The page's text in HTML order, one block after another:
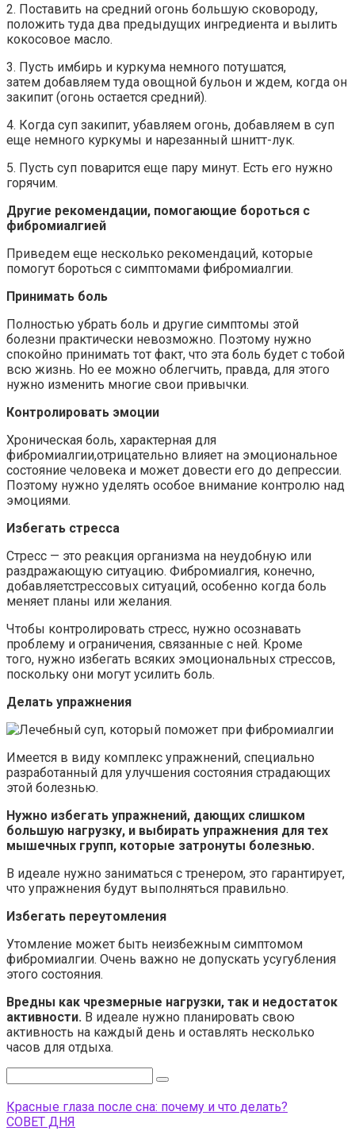
2. Поставить на средний огонь большую сковороду,
положить туда два предыдущих ингредиента и вылить
кокосовое масло.
3. Пусть имбирь и куркума немного потушатся,
затем добавляем туда овощной бульон и ждем, когда он
закипит (огонь остается средний).
4. Когда суп закипит, убавляем огонь, добавляем в суп
еще немного куркумы и нарезанный шнитт-лук.
5. Пусть суп поварится еще пару минут. Есть его нужно
горячим.
Другие рекомендации, помогающие бороться с
фибромиалгией
Приведем еще несколько рекомендаций, которые
помогут бороться с симптомами фибромиалгии.
Принимать боль
Полностью убрать боль и другие симптомы этой
болезни практически невозможно. Поэтому нужно
спокойно принимать тот факт, что эта боль будет с тобой
всю жизнь. Но ее можно облегчить, правда, для этого
нужно изменить многие свои привычки.
Контролировать эмоции
Хроническая боль, характерная для
фибромиалгии,отрицательно влияет на эмоциональное
состояние человека и может довести его до депрессии.
Поэтому нужно уделять особое внимание контролю над
эмоциями.
Избегать стресса
Стресс — это реакция организма на неудобную или
раздражающую ситуацию. Фибромиалгия, конечно,
добавляетстрессовых ситуаций, особенно когда боль
меняет планы или желания.
Чтобы контролировать стресс, нужно осознавать
проблему и ограничения, связанные с ней. Кроме
того, нужно избегать всяких эмоциональных стрессов,
поскольку они могут усилить боль.
Делать упражнения
Имеется в виду комплекс упражнений, специально
разработанный для улучшения состояния страдающих
этой болезнью.
Нужно избегать упражнений, дающих слишком
большую нагрузку, и выбирать упражнения для тех
мышечных групп, которые затронуты болезнью.
В идеале нужно заниматься с тренером, это гарантирует,
что упражнения будут выполняться правильно.
Избегать переутомления
Утомление может быть неизбежным симптомом
фибромиалгии. Очень важно не допускать усугубления
этого состояния.
Вредны как чрезмерные нагрузки, так и недостаток
активности. В идеале нужно планировать свою
активность на каждый день и оставлять несколько
часов для отдыха.
Красные глаза после сна: почему и что делать?
СОВЕТ ДНЯ